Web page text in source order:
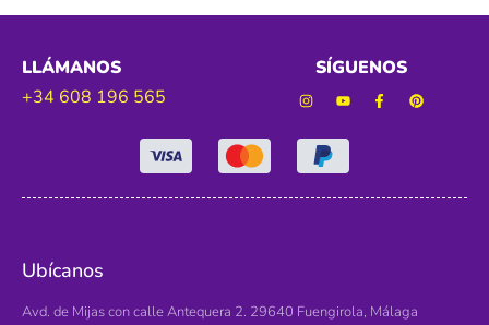
LLÁMANOS
+34 608 196 565
SÍGUENOS
Ubícanos
Avd. de Mijas con calle Antequera 2. 29640 Fuengirola, Málaga